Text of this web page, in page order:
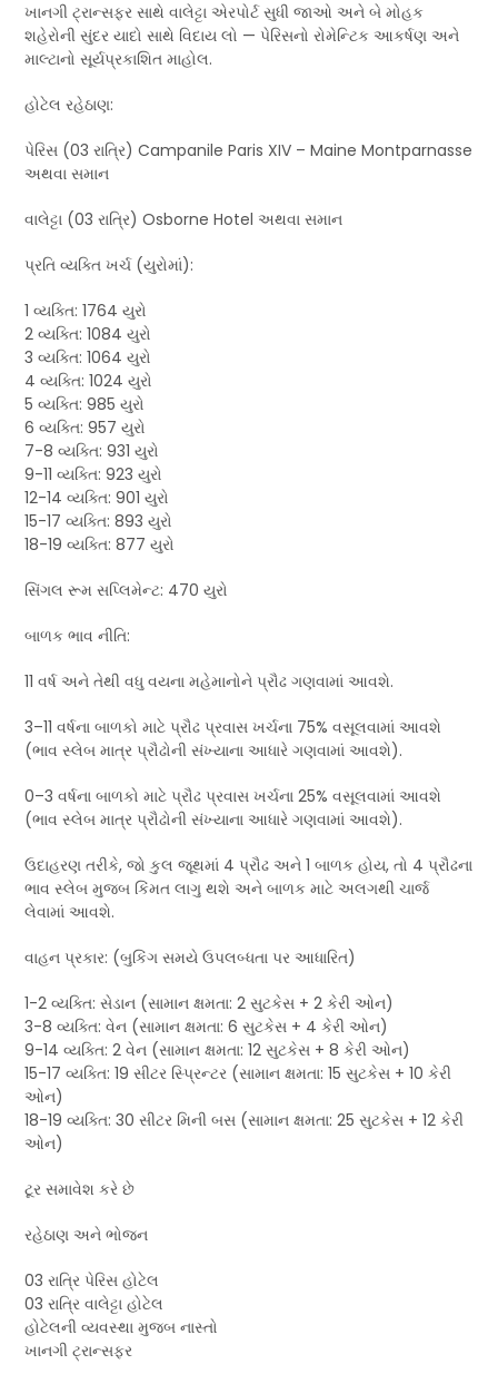
ખાનગી ટ્રાન્સફર સાથે વાલેટ્ટા એરપોર્ટ સુધી જાઓ અને બે મોહક
શહેરોની સુંદર યાદો સાથે વિદાય લો — પેરિસનો રોમેન્ટિક આકર્ષણ અને
માલ્ટાનો સૂર્યપ્રકાશિત માહોલ.
હોટેલ રહેઠાણ:
પેરિસ (03 રાત્રિ) Campanile Paris XIV – Maine Montparnasse
અથવા સમાન
વાલેટ્ટા (03 રાત્રિ) Osborne Hotel અથવા સમાન
પ્રતિ વ્યક્તિ ખર્ચ (યુરોમાં):
1 વ્યક્તિ: 1764 યુરો
2 વ્યક્તિ: 1084 યુરો
3 વ્યક્તિ: 1064 યુરો
4 વ્યક્તિ: 1024 યુરો
5 વ્યક્તિ: 985 યુરો
6 વ્યક્તિ: 957 યુરો
7-8 વ્યક્તિ: 931 યુરો
9-11 વ્યક્તિ: 923 યુરો
12-14 વ્યક્તિ: 901 યુરો
15-17 વ્યક્તિ: 893 યુરો
18-19 વ્યક્તિ: 877 યુરો
સિંગલ રૂમ સપ્લિમેન્ટ: 470 યુરો
બાળક ભાવ નીતિ:
11 વર્ષ અને તેથી વધુ વયના મહેમાનોને પ્રૌઢ ગણવામાં આવશે.
3–11 વર્ષના બાળકો માટે પ્રૌઢ પ્રવાસ ખર્ચના 75% વસૂલવામાં આવશે
(ભાવ સ્લેબ માત્ર પ્રૌઢોની સંખ્યાના આધારે ગણવામાં આવશે).
0–3 વર્ષના બાળકો માટે પ્રૌઢ પ્રવાસ ખર્ચના 25% વસૂલવામાં આવશે
(ભાવ સ્લેબ માત્ર પ્રૌઢોની સંખ્યાના આધારે ગણવામાં આવશે).
ઉદાહરણ તરીકે, જો કુલ જૂથમાં 4 પ્રૌઢ અને 1 બાળક હોય, તો 4 પ્રૌઢના
ભાવ સ્લેબ મુજબ કિંમત લાગુ થશે અને બાળક માટે અલગથી ચાર્જ
લેવામાં આવશે.
વાહન પ્રકાર: (બુકિંગ સમયે ઉપલબ્ધતા પર આધારિત)
1-2 વ્યક્તિ: સેડાન (સામાન ક્ષમતા: 2 સુટકેસ + 2 કેરી ઓન)
3-8 વ્યક્તિ: વેન (સામાન ક્ષમતા: 6 સુટકેસ + 4 કેરી ઓન)
9-14 વ્યક્તિ: 2 વેન (સામાન ક્ષમતા: 12 સુટકેસ + 8 કેરી ઓન)
15-17 વ્યક્તિ: 19 સીટર સ્પ્રિન્ટર (સામાન ક્ષમતા: 15 સુટકેસ + 10 કેરી
ઓન)
18-19 વ્યક્તિ: 30 સીટર મિની બસ (સામાન ક્ષમતા: 25 સુટકેસ + 12 કેરી
ઓન)
ટૂર સમાવેશ કરે છે
રહેઠાણ અને ભોજન
03 રાત્રિ પેરિસ હોટેલ
03 રાત્રિ વાલેટ્ટા હોટેલ
હોટેલની વ્યવસ્થા મુજબ નાસ્તો
ખાનગી ટ્રાન્સફર